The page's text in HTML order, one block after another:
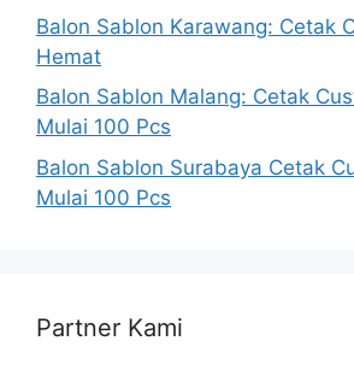
Balon Sablon Karawang: Cetak
Hemat
Balon Sablon Malang: Cetak
Mulai 100 Pcs
Balon Sablon Surabaya Cetak
Mulai 100 Pcs
Partner Kami